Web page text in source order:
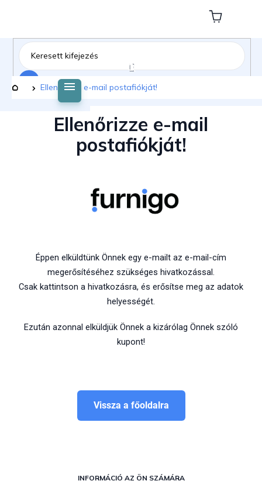
tartalomhoz
Kosár
Kezdőlap
Ellenőrizze e-mail postafiókját!
Ellenőrizze e-mail
postafiókját!
Éppen elküldtünk Önnek egy e-mailt az e-mail-cím
megerősítéséhez szükséges hivatkozással.
Csak kattintson a hivatkozásra, és erősítse meg az adatok
helyességét.
Ezután azonnal elküldjük Önnek a kizárólag Önnek szóló
kupont!
Vissza a főoldalra
INFORMÁCIÓ AZ ÖN SZÁMÁRA